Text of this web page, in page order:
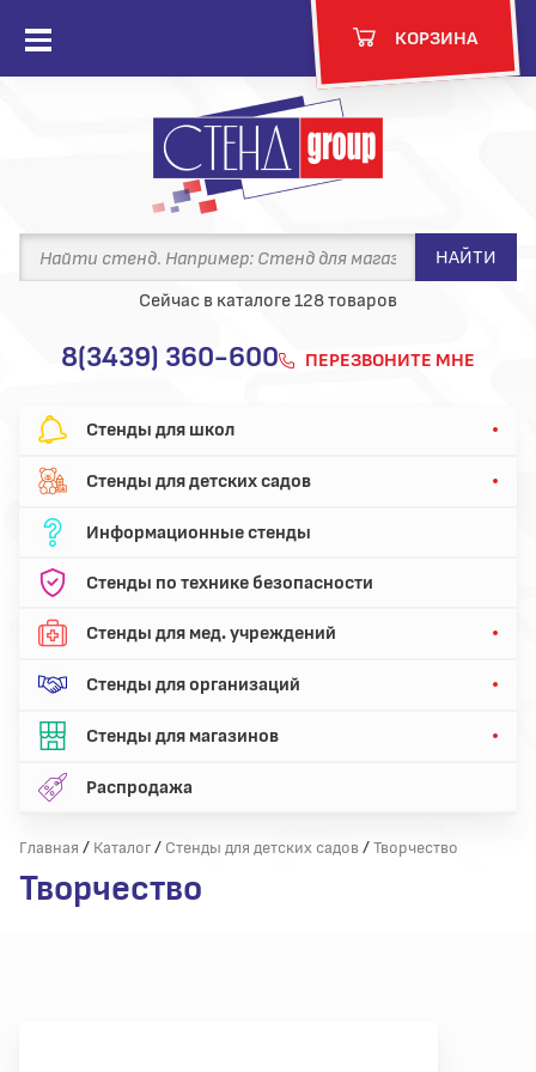
меню
КОРЗИНА
НАЙТИ
Сейчас в каталоге 128 товаров
8(3439) 360-600 ПЕРЕЗВОНИТЕ МНЕ
Стенды для школ
Стенды для детских садов
Информационные стенды
Стенды по технике безопасности
Стенды для мед. учреждений
Стенды для организаций
Стенды для магазинов
Распродажа
Главная / Каталог / Стенды для детских садов / Творчество
Творчество